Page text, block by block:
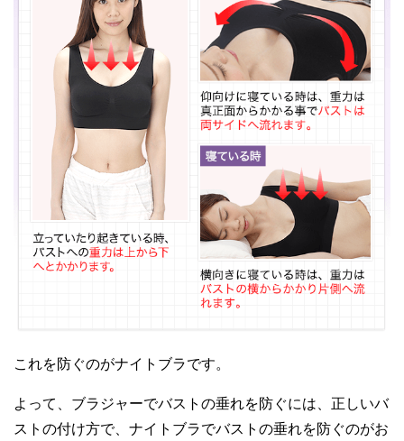
これを防ぐのがナイトブラです。
よって、ブラジャーでバストの垂れを防ぐには、正しいバ
ストの付け方で、ナイトブラでバストの垂れを防ぐのがお